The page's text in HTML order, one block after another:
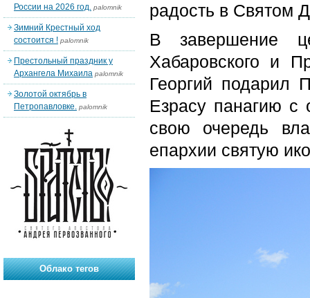
радость в Святом
В завершение
Хабаровского и
Георгий подарил
Езрасу панагию с
свою очередь
епархии святую
России на 2026 год. palomnik
Зимний Крестный ход
состоится ! palomnik
Престольный праздник у
Архангела Михаила palomnik
Золотой октябрь в
Петропавловке. palomnik
Облако тегов